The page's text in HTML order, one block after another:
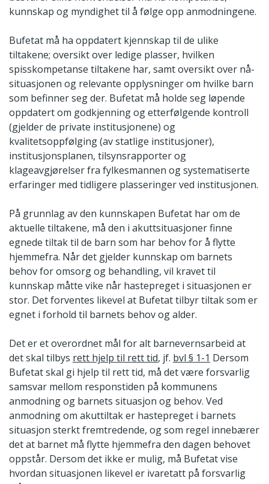
kunnskap og myndighet til å følge opp anmodningene.
Bufetat må ha oppdatert kjennskap til de ulike
tiltakene; oversikt over ledige plasser, hvilken
spisskompetanse tiltakene har, samt oversikt over nå-
situasjonen og relevante opplysninger om hvilke barn
som befinner seg der. Bufetat må holde seg løpende
oppdatert om godkjenning og etterfølgende kontroll
(gjelder de private institusjonene) og
kvalitetsoppfølging (av statlige institusjoner),
institusjonsplanen, tilsynsrapporter og
klageavgjørelser fra fylkesmannen og systematiserte
erfaringer med tidligere plasseringer ved institusjonen.
På grunnlag av den kunnskapen Bufetat har om de
aktuelle tiltakene, må den i akuttsituasjoner finne
egnede tiltak til de barn som har behov for å flytte
hjemmefra. Når det gjelder kunnskap om barnets
behov for omsorg og behandling, vil kravet til
kunnskap måtte vike når hastepreget i situasjonen er
stor. Det forventes likevel at Bufetat tilbyr tiltak som er
egnet i forhold til barnets behov og alder.
Det er et overordnet mål for alt barnevernsarbeid at
det skal tilbys rett hjelp til rett tid, jf. bvl § 1-1 Dersom
Bufetat skal gi hjelp til rett tid, må det være forsvarlig
samsvar mellom responstiden på kommunens
anmodning og barnets situasjon og behov. Ved
anmodning om akuttiltak er hastepreget i barnets
situasjon sterkt fremtredende, og som regel innebærer
det at barnet må flytte hjemmefra den dagen behovet
oppstår. Dersom det ikke er mulig, må Bufetat vise
hvordan situasjonen likevel er ivaretatt på forsvarlig